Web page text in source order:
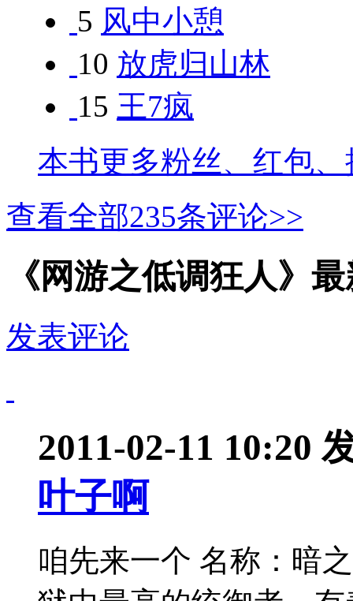
5 风中小憩
10 放虎归山林
15 王7疯
本书更多粉丝、红包
查看全部235条评论>>
《网游之低调狂人》
发表评论
2011-02-11 10:20
叶子啊
咱先来一个 名称：暗